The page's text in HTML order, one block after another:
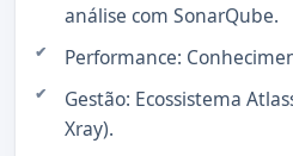
análise com SonarQube.
Performance:
Gestão: Ecossistema
Xray).